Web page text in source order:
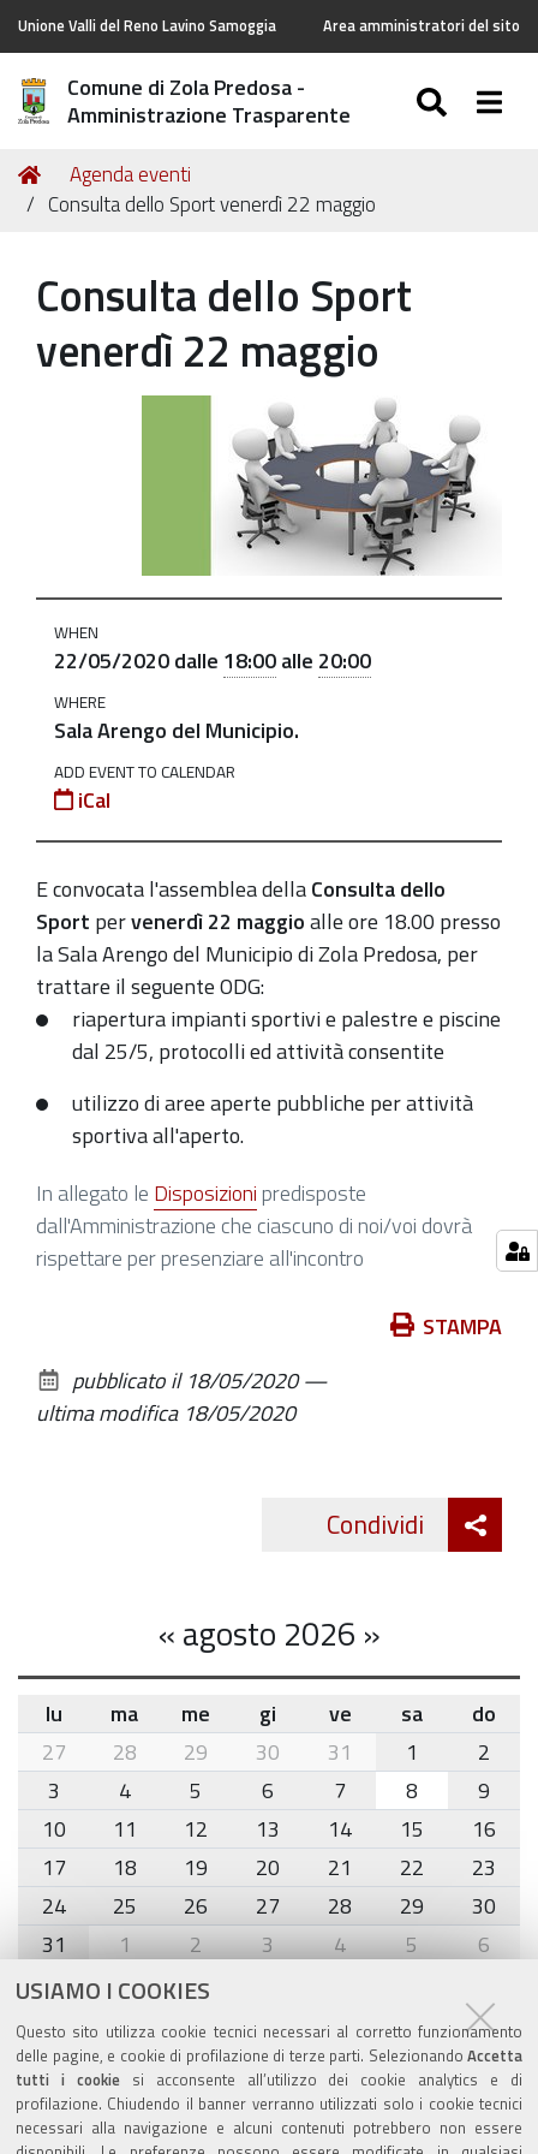
USIAMO I COOKIES
Questo sito utilizza cookie tecnici necessari al corretto funzionamento
delle pagine, e cookie di profilazione di terze parti. Selezionando Accetta
tutti i cookiesi acconsente all’utilizzo dei cookie analytics e di
profilazione. Chiudendo il banner verranno utilizzati solo i cookie tecnici
necessari alla navigazione e alcuni contenuti potrebbero non essere
Unione Valli del Reno Lavino Samoggia Area amministratori del sito
Comune di Zola Predosa -
Amministrazione Trasparente
Tu
sei
Home
Agenda eventi
Consulta dello Sport venerdì 22 maggio
Consulta dello Sport
venerdì 22 maggio
https://old.comune.zolapredosa.bo.it/events/consulta-
alle-
ore-
18
Consulta
dello
Sport
venerdì
22
2020-
05-
22T18:00:00+02:00
2020-
WHEN
22/05/2020dalle 18:00alle 20:00
WHERE
Sala Arengo del Municipio.
ADD EVENT TO CALENDAR
iCal
E convocata l'assemblea dellaConsulta dello
Sport pervenerdì 22 maggioalle ore 18.00 presso
la Sala Arengo del Municipio di Zola Predosa, per
trattare il seguente ODG:
riapertura impianti sportivi e palestre e piscine
dal 25/5, protocolli ed attività consentite
utilizzo di aree aperte pubbliche per attività
sportiva all'aperto.
In allegato le Disposizioni predisposte
dall'Amministrazione che ciascuno di noi/voi dovrà
rispettare per presenziare all'incontro
documento
STAMPA
pubblicato il 18/05/2020—
ultima modifica 18/05/2020
Condividi
«agosto 2026 »
month-
8
lu ma me gi ve sa
do
27
28 29 30 31 1
2
3
4 5 6 7 8
9
10
11 12 13 14 15
16
17
18 19 20 21 22
23
24
25 26 27 28 29
30
31
1 2 3 4 5 6
Agenda eventi
torna alla sezione